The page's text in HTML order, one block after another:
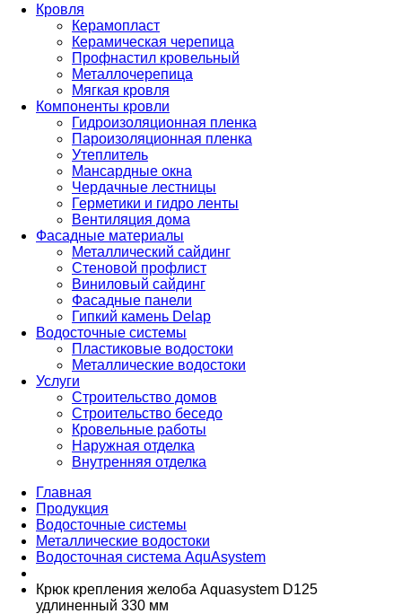
Кровля
Керамопласт
Керамическая черепица
Профнастил кровельный
Металлочерепица
Мягкая кровля
Компоненты кровли
Гидроизоляционная пленка
Пароизоляционная пленка
Утеплитель
Мансардные окна
Чердачные лестницы
Герметики и гидро ленты
Вентиляция дома
Фасадные материалы
Металлический сайдинг
Стеновой профлист
Виниловый сайдинг
Фасадные панели
Гипкий камень Delap
Водосточные системы
Пластиковые водостоки
Металлические водостоки
Услуги
Строительство домов
Строительство беседо
Кровельные работы
Наружная отделка
Внутренняя отделка
Главная
Продукция
Водосточные системы
Металлические водостоки
Водосточная система AquAsystem
Крюк крепления желоба Aquasystem D125
удлиненный 330 мм